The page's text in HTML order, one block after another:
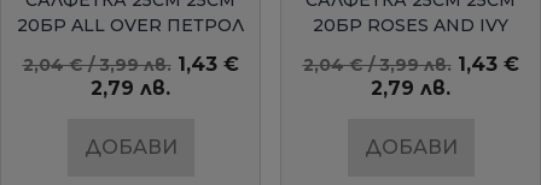
20БР ALL OVER ПЕТРОЛ
2,04 € / 3,99 лв. 1,43 €
2,79 лв.
ДОБАВИ
20БР ROSES AND IVY
AMBIENTE
2,04 € / 3,99 лв. 1,43 €
2,79 лв.
ДОБАВИ